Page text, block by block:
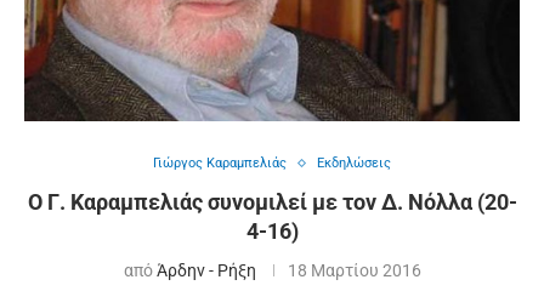
Γιώργος Καραμπελιάς Εκδηλώσεις
Ο Γ. Καραμπελιάς συνομιλεί με τον Δ. Νόλλα (20-
4-16)
απόΆρδην - Ρήξη 18 Μαρτίου 2016